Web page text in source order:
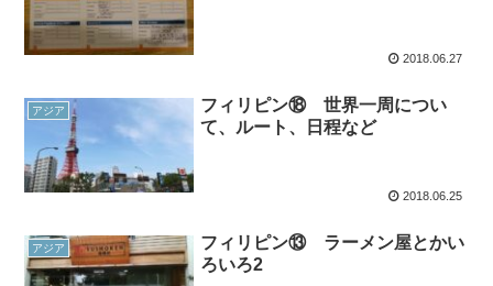
2018.06.27
アジア
フィリピン⑱ 世界一周につい
て、ルート、日程など
2018.06.25
アジア
フィリピン⑬ ラーメン屋とかい
ろいろ2